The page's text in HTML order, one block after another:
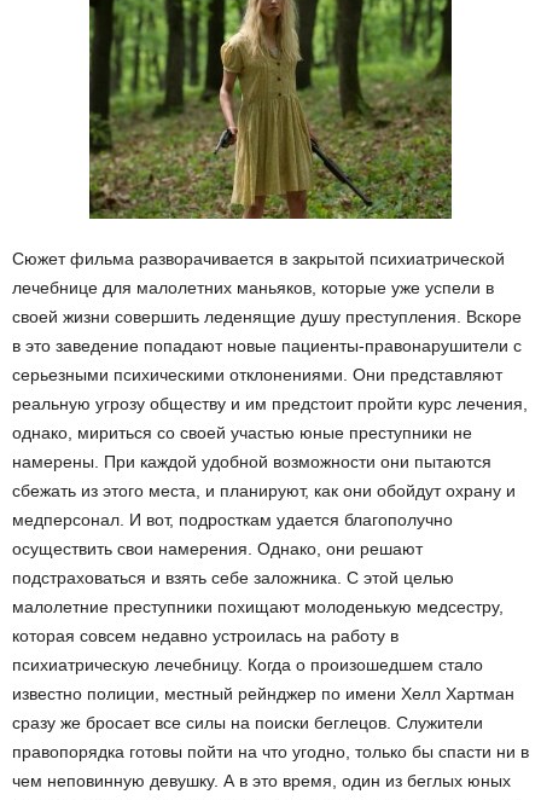
Сюжет фильма разворачивается в закрытой психиатрической
лечебнице для малолетних маньяков, которые уже успели в
своей жизни совершить леденящие душу преступления. Вскоре
в это заведение попадают новые пациенты-правонарушители с
серьезными психическими отклонениями. Они представляют
реальную угрозу обществу и им предстоит пройти курс лечения,
однако, мириться со своей участью юные преступники не
намерены. При каждой удобной возможности они пытаются
сбежать из этого места, и планируют, как они обойдут охрану и
медперсонал. И вот, подросткам удается благополучно
осуществить свои намерения. Однако, они решают
подстраховаться и взять себе заложника. С этой целью
малолетние преступники похищают молоденькую медсестру,
которая совсем недавно устроилась на работу в
психиатрическую лечебницу. Когда о произошедшем стало
известно полиции, местный рейнджер по имени Хелл Хартман
сразу же бросает все силы на поиски беглецов. Служители
правопорядка готовы пойти на что угодно, только бы спасти ни в
чем неповинную девушку. А в это время, один из беглых юных